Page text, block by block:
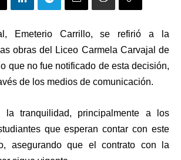
Emeterio Carrillo, se refirió a la
obras del Liceo Carmela Carvajal de
que no fue notificado de esta decisión,
de los medios de comunicación.
tranquilidad, principalmente a los
que esperan contar con este
asegurando que el contrato con la